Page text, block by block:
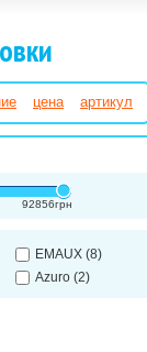
цена артикул
92856грн
EMAUX (8)
Azuro (2)